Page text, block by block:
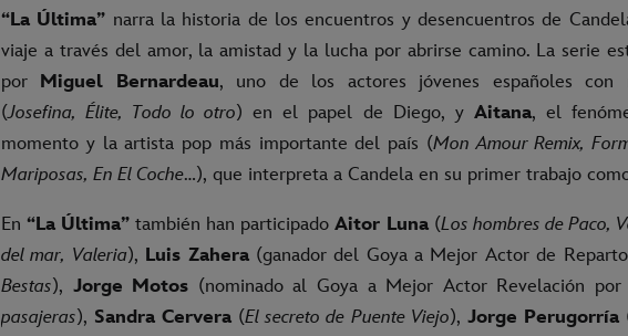
“La Última” narra la historia de los encuentros y desencuentros de
viaje a través del amor, la amistad y la lucha por abrirse camino. La serie
por Miguel Bernardeau, uno de los actores jóvenes españoles con
(Josefina, Élite, Todo lo otro) en el papel de Diego, yAitana, el
momento y la artista pop más importante del país (Mon Amour Remix,
Mariposas, En El Coche…), que interpreta a Candela en su primer trabajo
En“La Última” también han participadoAitor Luna(Los hombres de Paco,
del mar, Valeria), Luis Zahera(ganador del Goya a Mejor Actor de
Bestas), Jorge Motos (nominado al Goya a Mejor Actor Revelación
pasajeras), Sandra Cervera (El secreto de Puente Viejo), Jorge Perugorría